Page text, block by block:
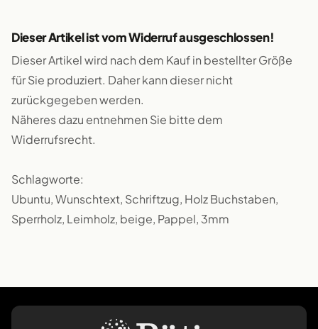
Dieser Artikel ist vom Widerruf ausgeschlossen!
Dieser Artikel wird nach dem Kauf in bestellter Größe
für Sie produziert. Daher kann dieser nicht
zurückgegeben werden.
Näheres dazu entnehmen Sie bitte dem
Widerrufsrecht.
Schlagworte:
Ubuntu, Wunschtext, Schriftzug, Holz Buchstaben,
Sperrholz, Leimholz, beige, Pappel, 3mm